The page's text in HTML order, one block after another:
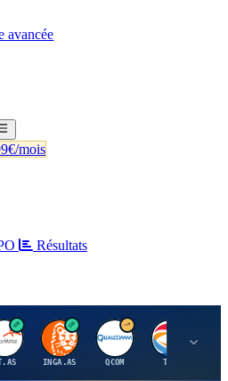
avancée
mois
Résultats
A I
INGA.AS
Q
QCOM
T
TTE